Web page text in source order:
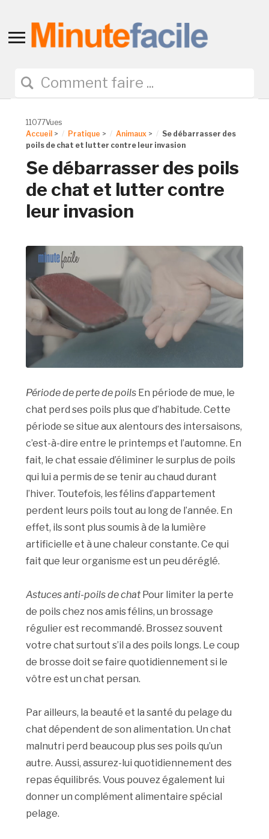
Toggle
navigation
11077Vues
Accueil > Pratique > Animaux >
Se débarrasser des
poils de chat et lutter contre leur invasion
Se débarrasser des poils
de chat et lutter contre
leur invasion
Période de perte de poils En période de mue, le
chat perd ses poils plus que d’habitude. Cette
période se situe aux alentours des intersaisons,
c’est-à-dire entre le printemps et l’automne. En
fait, le chat essaie d’éliminer le surplus de poils
qui lui a permis de se tenir au chaud durant
l’hiver. Toutefois, les félins d’appartement
perdent leurs poils tout au long de l’année. En
effet, ils sont plus soumis à de la lumière
artificielle et à une chaleur constante. Ce qui
fait que leur organisme est un peu déréglé.
Astuces anti-poils de chatPour limiter la perte
de poils chez nos amis félins, un brossage
régulier est recommandé. Brossez souvent
votre chat surtout s’il a des poils longs. Le coup
de brosse doit se faire quotidiennement si le
vôtre est un chat persan.
Par ailleurs, la beauté et la santé du pelage du
chat dépendent de son alimentation. Un chat
malnutri perd beaucoup plus ses poils qu’un
autre. Aussi, assurez-lui quotidiennement des
repas équilibrés. Vous pouvez également lui
donner un complément alimentaire spécial
pelage.